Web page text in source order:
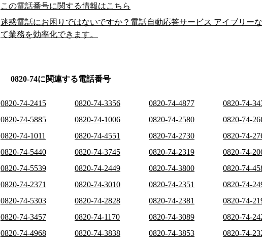
この電話番号に関する情報はこちら
迷惑電話にお困りではないですか？電話自動応答サービス アイブリー
て業務を効率化できます。
0820-74に関連する電話番号
0820-74-2415 0820-74-3356 0820-74-4877 0820-74-
0820-74-5885
0820-74-1006 0820-74-2580 0820-74-
0820-74-1011
0820-74-4551 0820-74-2730 0820-74-
0820-74-5440
0820-74-3745 0820-74-2319 0820-74-
0820-74-5539
0820-74-2449 0820-74-3800 0820-74-
0820-74-2371
0820-74-3010 0820-74-2351 0820-74-
0820-74-5303
0820-74-2828 0820-74-2381 0820-74-
0820-74-3457
0820-74-1170 0820-74-3089 0820-74-
0820-74-4968
0820-74-3838 0820-74-3853 0820-74-